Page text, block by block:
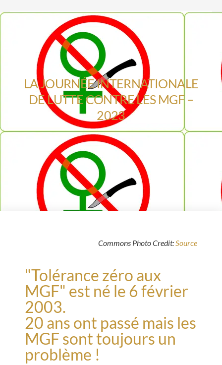
LA JOURNÉE INTERNATIONALE
DE LUTTE CONTRE LES MGF –
2023
Commons Photo Credit:Source
"Tolérance zéro aux
MGF" est né le 6 février
2003.
20 ans ont passé mais les
MGF sont toujours un
problème !